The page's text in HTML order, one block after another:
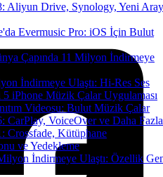
Aliyun Drive, Synology, Yeni
Evermusic Pro: iOS İçin Bulut
Çapında 11 Milyon İndirmeye
İndirmeye Ulaştı: Hi-Res Ses
iPhone Müzik Çalar Uygulaması
Videosu: Bulut Müzik Çalar
CarPlay, VoiceOver ve Daha
Crossfade, Kütüphane
ve Yedekleme
İndirmeye Ulaştı: Özellik